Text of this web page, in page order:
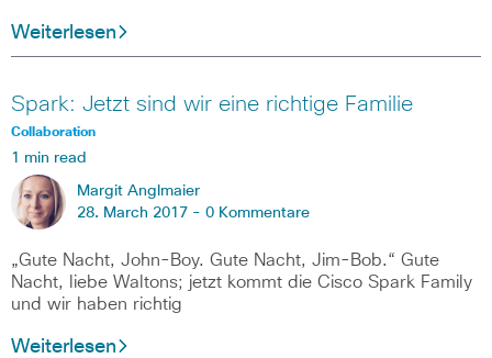
Weiterlesen
Spark: Jetzt sind wir eine richtige Familie
Collaboration
1 min read
Margit Anglmaier
28. March 2017 - 0 Kommentare
„Gute Nacht, John-Boy. Gute Nacht, Jim-Bob.“ Gute
Nacht, liebe Waltons; jetzt kommt die Cisco Spark Family
und wir haben richtig
Weiterlesen